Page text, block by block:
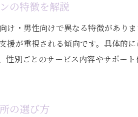
の特徴を解説
け・男性向けで異なる特徴があり
援が重視される傾向です。具体的
性別ごとのサービス内容やサポー
の選び方